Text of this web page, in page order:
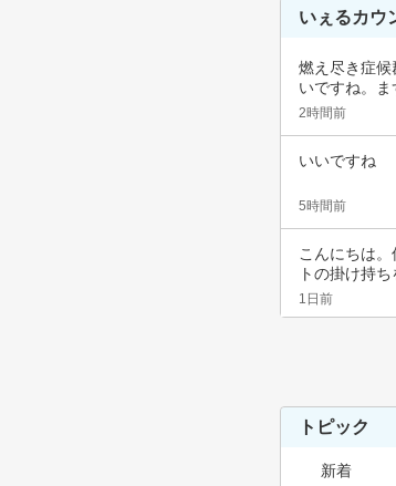
いぇるカウ
燃え尽き症
いですね。
てこられ…
2時間前
いいですね
5時間前
こんにちは
トの掛け持
と思いま…
1日前
トピック
新着